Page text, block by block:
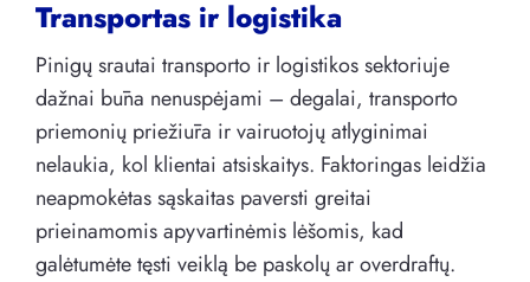
Transportas ir logistika
Pinigų srautai transporto ir logistikos sektoriuje
dažnai būna nenuspėjami – degalai, transporto
priemonių priežiūra ir vairuotojų atlyginimai
nelaukia, kol klientai atsiskaitys. Faktoringas leidžia
neapmokėtas sąskaitas paversti greitai
prieinamomis apyvartinėmis lėšomis, kad
galėtumėte tęsti veiklą be paskolų ar overdraftų.